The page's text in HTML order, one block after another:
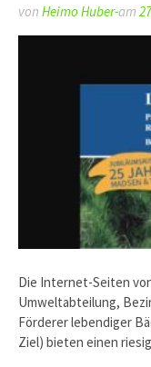
von Heimo Huber-am
Die Internet-Seiten
Umweltabteilung,
Förderer lebendiger
Ziel) bieten einen